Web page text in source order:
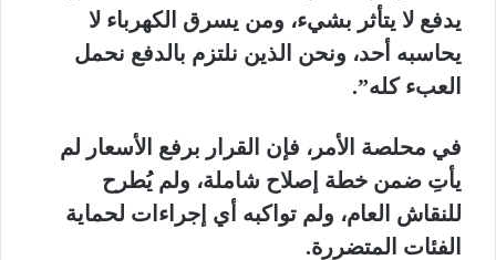
يدفع لا يتأثر بشيء، ومن يسرق الكهرباء لا
يحاسبه أحد، ونحن الذين نلتزم بالدفع نحمل
العبء كله”.
في محلصة الأمر، فإن القرار برفع الأسعار لم
يأتِ ضمن خطة إصلاح شاملة، ولم يُطرح
للنقاش العام، ولم تواكبه أي إجراءات لحماية
الفئات المتضررة.